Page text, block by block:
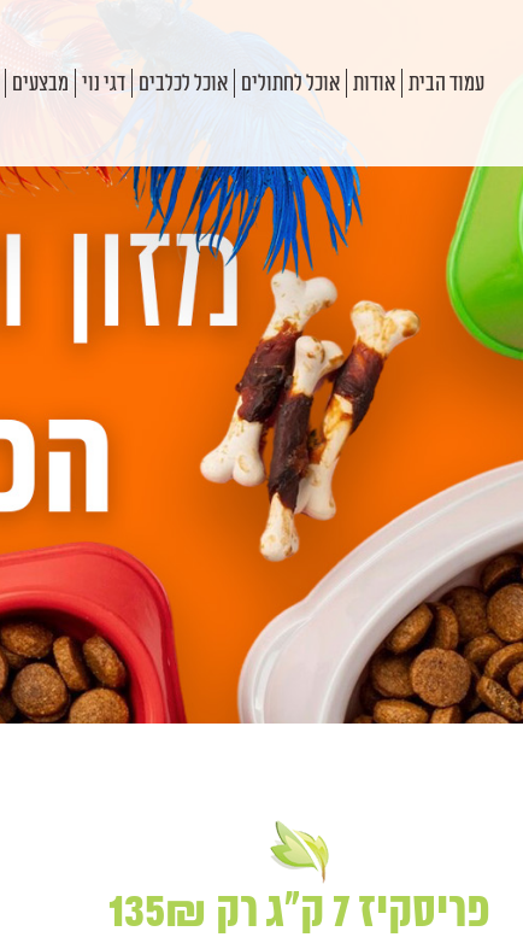
עמוד הבית אודות אוכל לחתולים אוכל לכלבים דגי נוי מבצעים
פריסקיז 7 ק"ג רק 135₪